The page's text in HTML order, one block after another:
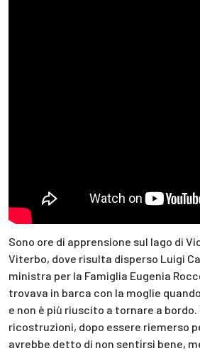
Sono ore di apprensione sul lago di
Viterbo, dove risulta disperso Luigi
ministra per la Famiglia Eugenia
trovava in barca con la moglie
e non è più riuscito a tornare a
ricostruzioni, dopo essere riemerso
avrebbe detto di non sentirsi bene,